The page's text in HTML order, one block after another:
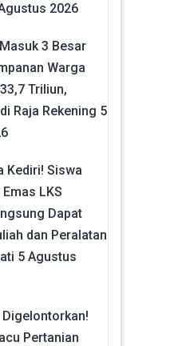
2026
3 Besar
Warga
Triliun,
Raja Rekening 5
Kediri! Siswa
LKS
Dapat
dan Peralatan
5 Agustus
Pertanian